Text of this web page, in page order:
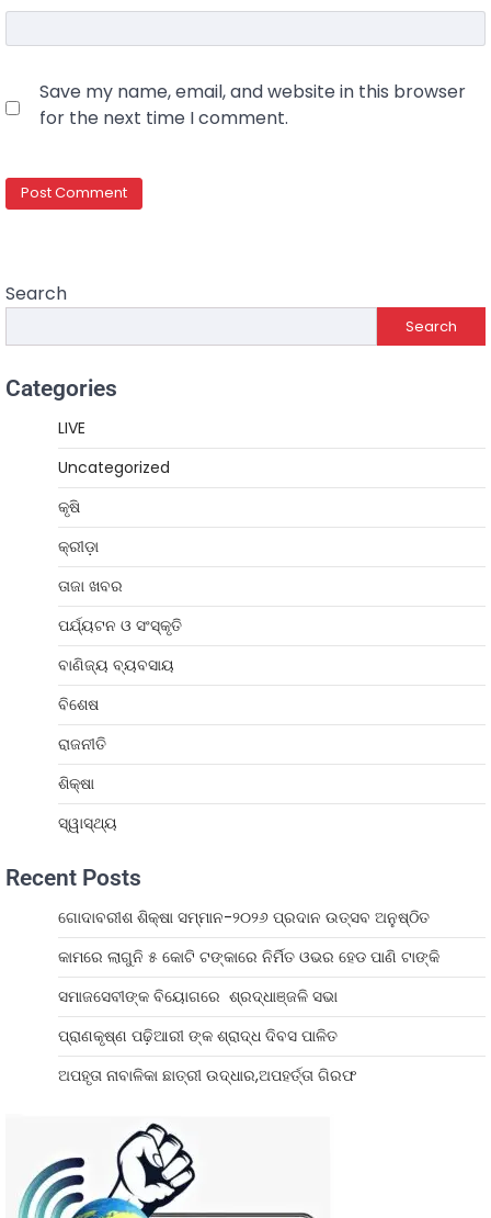
Save my name, email, and website in this browser
for the next time I comment.
Search
Search
Categories
LIVE
Uncategorized
କୃଷି
କ୍ରୀଡ଼ା
ତାଜା ଖବର
ପର୍ଯ୍ୟଟନ ଓ ସଂସ୍କୃତି
ବାଣିଜ୍ୟ ବ୍ୟବସାୟ
ବିଶେଷ
ରାଜନୀତି
ଶିକ୍ଷା
ସ୍ୱାସ୍ଥ୍ୟ
Recent Posts
ଗୋଦାବରୀଶ ଶିକ୍ଷା ସମ୍ମାନ-୨୦୨୬ ପ୍ରଦାନ ଉତ୍ସବ ଅନୁଷ୍ଠିତ
କାମରେ ଲାଗୁନି ୫ କୋଟି ଟଙ୍କାରେ ନିର୍ମିତ ଓଭର ହେଡ ପାଣି ଟାଙ୍କି
ସମାଜସେବୀଙ୍କ ବିୟୋଗରେ ଶ୍ରଦ୍ଧାଞ୍ଜଳି ସଭା
ପ୍ରାଣକୃଷ୍ଣ ପଢ଼ିଆରୀ ଙ୍କ ଶ୍ରାଦ୍ଧ ଦିବସ ପାଳିତ
ଅପହୃତା ନାବାଳିକା ଛାତ୍ରୀ ଉଦ୍ଧାର,ଅପହର୍ତ୍ତା ଗିରଫ